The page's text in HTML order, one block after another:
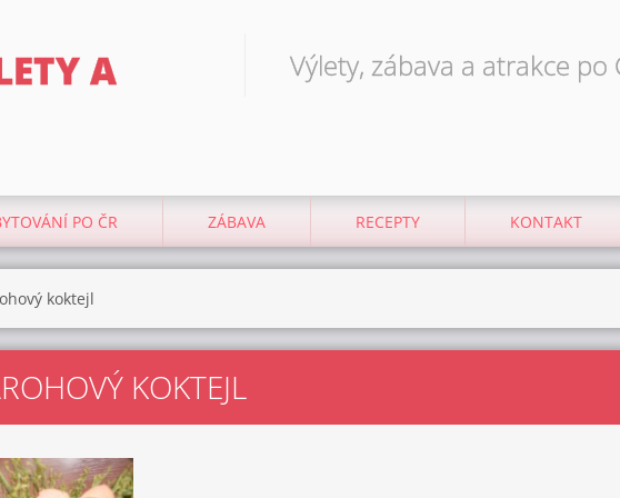
A
Výlety, zábava a atrakce po
PO ČR ZÁBAVA RECEPTY KONTAKT
koktejl
KOKTEJL